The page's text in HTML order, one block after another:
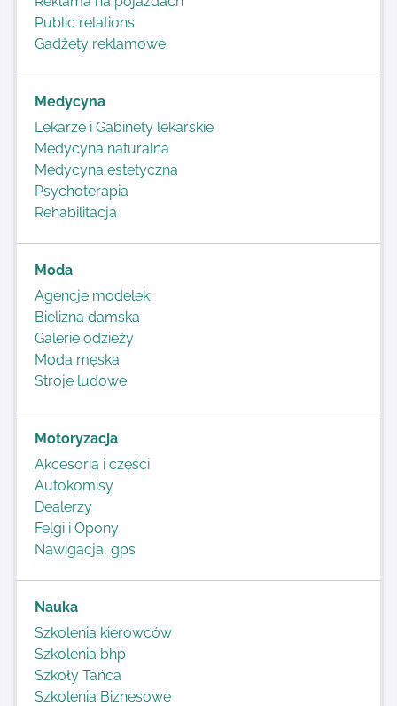
Public relations
Gadżety reklamowe
Medycyna
Lekarze i Gabinety lekarskie
Medycyna naturalna
Medycyna estetyczna
Psychoterapia
Rehabilitacja
Moda
Agencje modelek
Bielizna damska
Galerie odzieży
Moda męska
Stroje ludowe
Motoryzacja
Akcesoria i części
Autokomisy
Dealerzy
Felgi i Opony
Nawigacja, gps
Nauka
Szkolenia kierowców
Szkolenia bhp
Szkoły Tańca
Szkolenia Biznesowe